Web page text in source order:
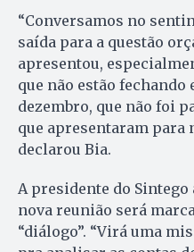
“Conversamos no
saída para a questão
apresentou,
que não estão
dezembro, que não foi
que apresentaram para
declarou Bia.
A presidente do
nova reunião será
“diálogo”. “Virá uma